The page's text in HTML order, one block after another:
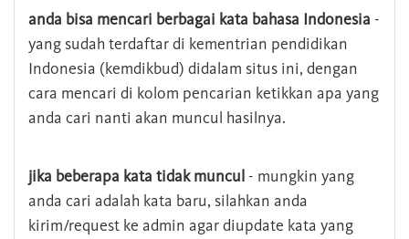
anda bisa mencari berbagai kata bahasa Indonesia -
yang sudah terdaftar di kementrian pendidikan
Indonesia (kemdikbud) didalam situs ini, dengan
cara mencari di kolom pencarian ketikkan apa yang
anda cari nanti akan muncul hasilnya.
jika beberapa kata tidak muncul - mungkin yang
anda cari adalah kata baru, silahkan anda
kirim/request ke admin agar diupdate kata yang